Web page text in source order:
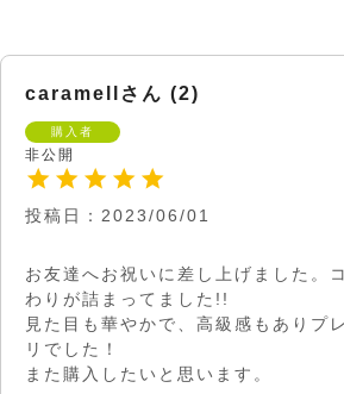
caramell 2
購入者
非公開
投稿日 2023/06/01
お友達へお祝いに差し上げました。
わりが詰まってました!!
見た目も華やかで、高級感もありプ
リでした！
また購入したいと思います。